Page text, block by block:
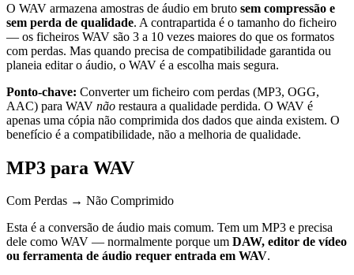
O WAV armazena amostras de áudio em bruto sem compressão e
sem perda de qualidade. A contrapartida é o tamanho do ficheiro
— os ficheiros WAV são 3 a 10 vezes maiores do que os formatos
com perdas. Mas quando precisa de compatibilidade garantida ou
planeia editar o áudio, o WAV é a escolha mais segura.
Ponto-chave: Converter um ficheiro com perdas (MP3, OGG,
AAC) para WAV não restaura a qualidade perdida. O WAV é
apenas uma cópia não comprimida dos dados que ainda existem. O
benefício é a compatibilidade, não a melhoria de qualidade.
MP3 para WAV
Com Perdas → Não Comprimido
Esta é a conversão de áudio mais comum. Tem um MP3 e precisa
dele como WAV — normalmente porque um DAW, editor de vídeo
ou ferramenta de áudio requer entrada em WAV.